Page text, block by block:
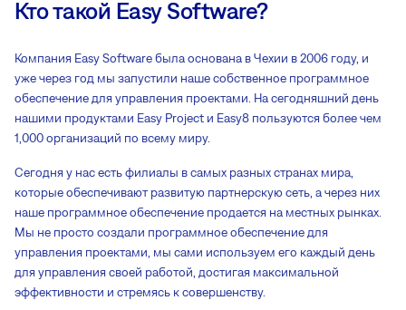
Кто такой Easy Software?
Компания Easy Software была основана в Чехии в 2006 году, и
уже через год мы запустили наше собственное программное
обеспечение для управления проектами. На сегодняшний день
нашими продуктами Easy Project и Easy8 пользуются более чем
1,000 организаций по всему миру.
Сегодня у нас есть филиалы в самых разных странах мира,
которые обеспечивают развитую партнерскую сеть, а через них
наше программное обеспечение продается на местных рынках.
Мы не просто создали программное обеспечение для
управления проектами, мы сами используем его каждый день
для управления своей работой, достигая максимальной
эффективности и стремясь к совершенству.